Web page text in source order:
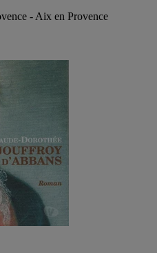
- Aix en Provence